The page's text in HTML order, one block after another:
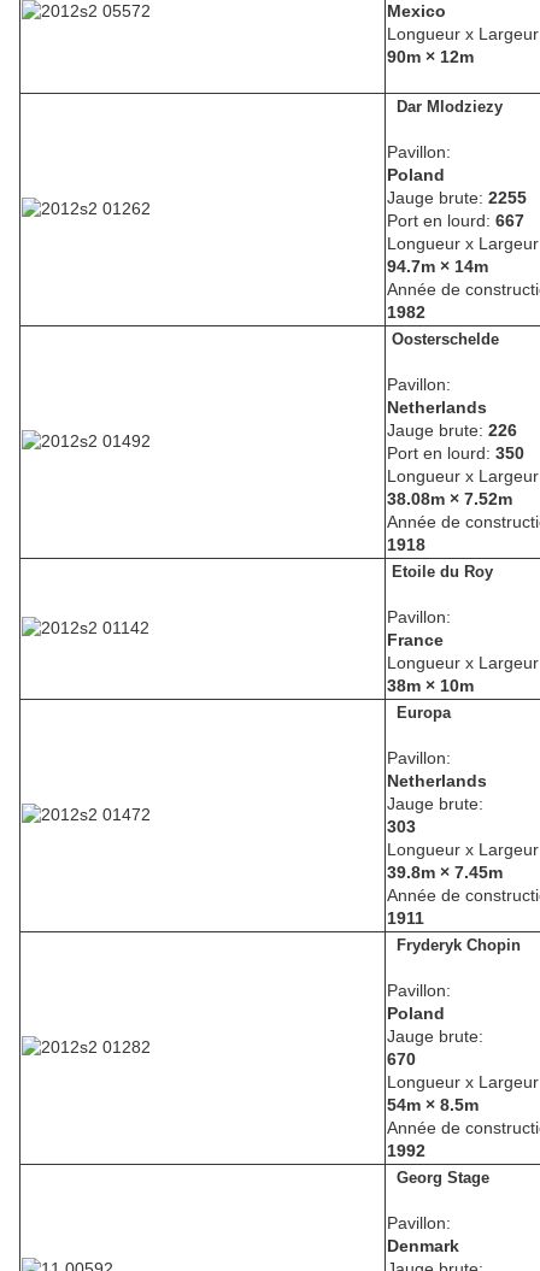
Mexico
Longueur x
90m × 12m
Dar Mlodziezy
Pavillon:
Poland
Jauge brute: 2255
Port en lourd: 667
Longueur x
94.7m × 14m
Année de
1982
Oosterschelde
Pavillon:
Netherlands
Jauge brute: 226
Port en lourd: 350
Longueur x
38.08m × 7.52m
Année de
1918
Etoile du Roy
Pavillon:
France
Longueur x
38m × 10m
Europa
Pavillon:
Netherlands
Jauge brute:
303
Longueur x
39.8m × 7.45m
Année de
1911
Fryderyk Chopin
Pavillon:
Poland
Jauge brute:
670
Longueur x
54m × 8.5m
Année de
1992
Georg Stage
Pavillon:
Denmark